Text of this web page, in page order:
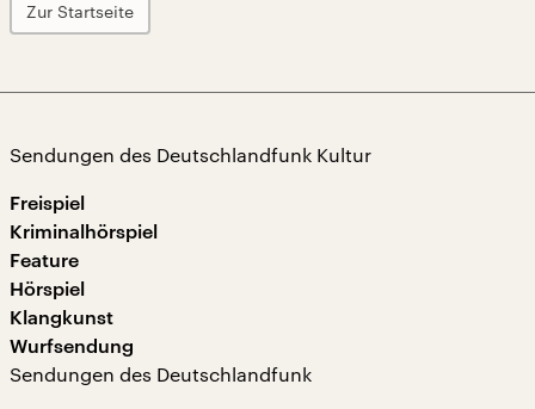
Zur Startseite
Sendungen des Deutschlandfunk Kultur
Freispiel
Kriminalhörspiel
Feature
Hörspiel
Klangkunst
Wurfsendung
Sendungen des Deutschlandfunk